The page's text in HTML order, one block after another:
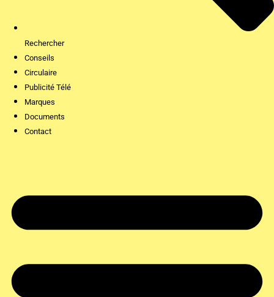
Rechercher
Conseils
Circulaire
Publicité Télé
Marques
Documents
Contact